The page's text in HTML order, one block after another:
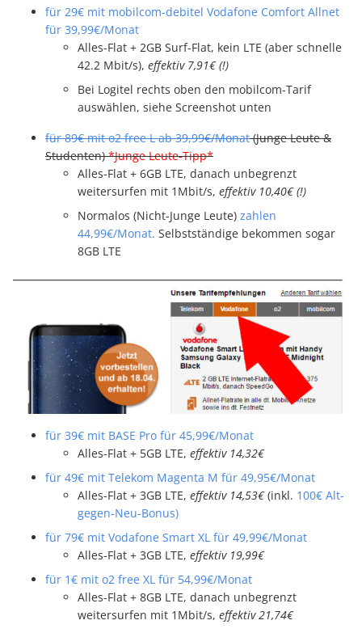
für 29€ mit mobilcom-debitel Vodafone Comfort Allnet
für 39,99€/Monat
Alles-Flat + 2GB Surf-Flat, kein LTE (aber schnelle
42.2 Mbit/s), effektiv 7,91€ (!)
Bei Logitel rechts oben den mobilcom-Tarif
auswählen, siehe Screenshot unten
für 89€ mit o2 free L ab 39,99€/Monat(Junge Leute &
Studenten)*Junge Leute-Tipp*
Alles-Flat + 6GB LTE, danach unbegrenzt
weitersurfen mit 1Mbit/s, effektiv 10,40€ (!)
Normalos (Nicht-Junge Leute) zahlen
44,99€/Monat. Selbstständige bekommen sogar
8GB LTE
für 39€ mit BASE Pro für 45,99€/Monat
Alles-Flat + 5GB LTE, effektiv 14,32€
für 49€ mit Telekom Magenta M für 49,95€/Monat
Alles-Flat + 3GB LTE, effektiv 14,53€(inkl. 100€ Alt-
gegen-Neu-Bonus)
für 79€ mit Vodafone Smart XL für 49,99€/Monat
Alles-Flat + 3GB LTE, effektiv 19,99€
für 1€ mit o2 free XL für 54,99€/Monat
Alles-Flat + 8GB LTE, danach unbegrenzt
weitersurfen mit 1Mbit/s, effektiv 21,74€